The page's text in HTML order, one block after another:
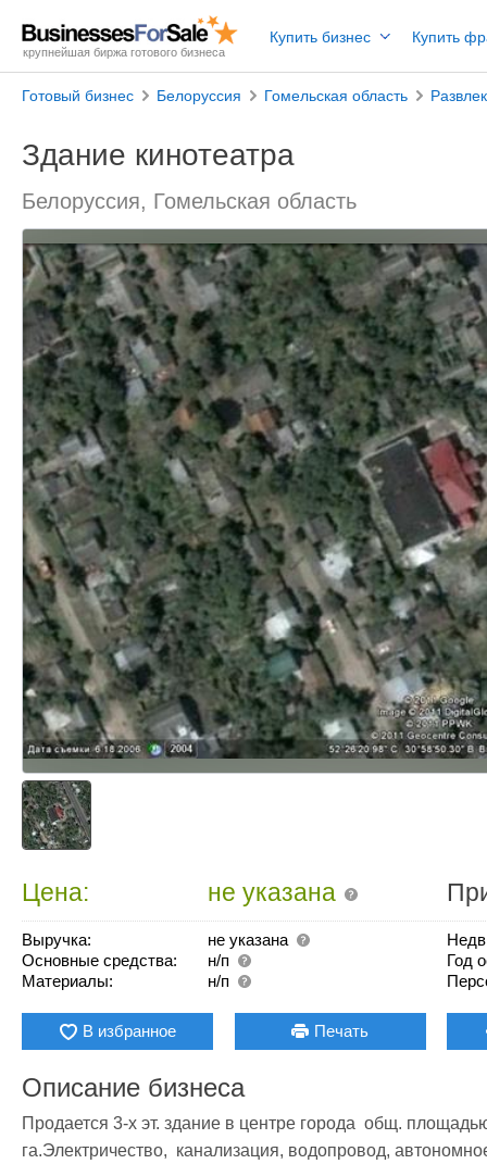
крупнейшая биржа готового бизнеса
Купить бизнес Купить
Готовый бизнес Белоруссия Гомельская область
Здание кинотеатра
Белоруссия, Гомельская область
Цена: не указана
Выручка:
не указана
Основные средства:
н/п
Материалы:
н/п
Год
В избранное Печать
Описание бизнеса
Продается 3-х эт. здание в центре города  общ.
га.Электричество,  канализация, водопровод,